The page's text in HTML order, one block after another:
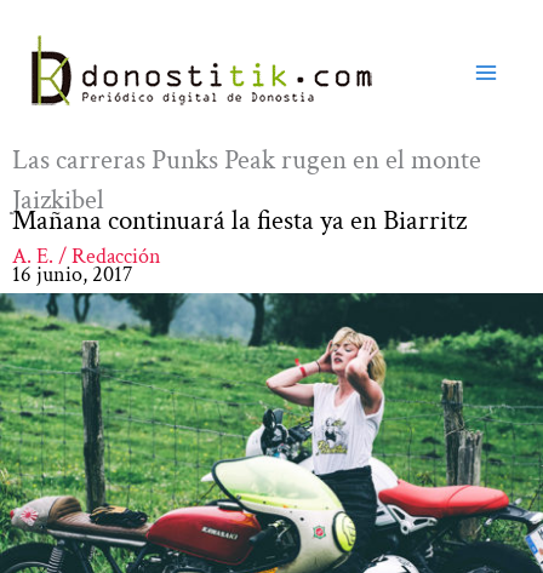
contenido
Las carreras Punks Peak rugen en el monte
Jaizkibel
Mañana continuará la fiesta ya en Biarritz
A. E. / Redacción
16 junio, 2017